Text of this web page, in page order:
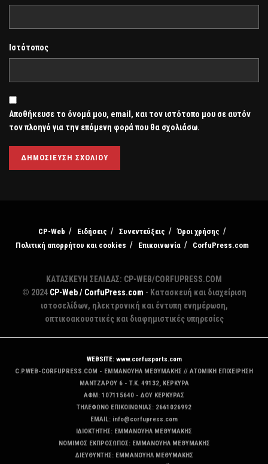
Ιστότοπος
Αποθήκευσε το όνομά μου, email, και τον ιστότοπο μου σε αυτόν
τον πλοηγό για την επόμενη φορά που θα σχολιάσω.
CP-Web Ειδήσεις Συνεντεύξεις
Όροι χρήσης
Πολιτική απορρήτου και cookies
Επικοινωνία CorfuPress.com
ΚΑΤΑΣΚΕΥΗ ΣΕΛΙΔΑΣ: CP-WEB/CORFUPRESS.COM
© 2024 CP-Web / CorfuPress.com - Κατασκευή και διαχείριση
ιστοσελίδων, ηλεκτρονική και έντυπη ενημέρωση,
οπτικοακουστικές και διαφημιστικές υπηρεσίες
WEBSITE: www.corfusports.com
C.P.WEB-CORFUPRESS.COM - ΕΜΜΑΝΟΥΗΛ ΜΕΘΥΜΑΚΗΣ // ΑΤΟΜΙΚΗ ΕΠΙΧΕΙΡΗΣΗ
MANTZAΡΟΥ 6 - T.K. 49132, ΚΕΡΚΥΡΑ
ΑΦΜ: 107115640 - ΔΟΥ ΚΕΡΚΥΡΑΣ
ΤΗΛΕΦΩΝΟ ΕΠΙΚΟΙΝΩΝΙΑΣ: 2661026992
EMAIL: info@corfupress.com
ΙΔΙΟΚΤΗΤΗΣ: EMMANOYΗΛ ΜΕΘΥΜΑΚΗΣ
ΝΟΜΙΜΟΣ ΕΚΠΡΟΣΩΠΟΣ: EMMANOYΗΛ ΜΕΘΥΜΑΚΗΣ
ΔΙΕΥΘΥΝΤΗΣ: EMMANOYΗΛ ΜΕΘΥΜΑΚΗΣ